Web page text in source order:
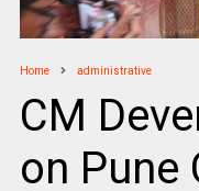
Home administrative
CM
on Pune